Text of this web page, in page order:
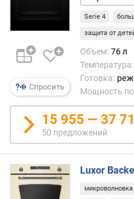
м
п
т
з
ы
в
а
м
п
Спросить
графит
нержавейка
Serie 4
защита от
Объем: 76 л
Температура:
Готовка:
Мощность
15 955 — 37
50 предложений
Luxor
микроволновка